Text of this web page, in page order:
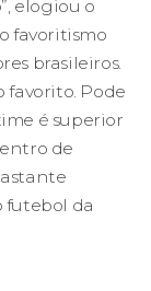
elogiou o
favoritismo
brasileiros.
favorito. Pode
é superior
de
futebol da